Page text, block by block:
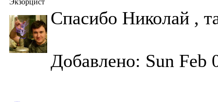
Экзорцист
Спасибо Николай ,
Добавлено: Sun Feb